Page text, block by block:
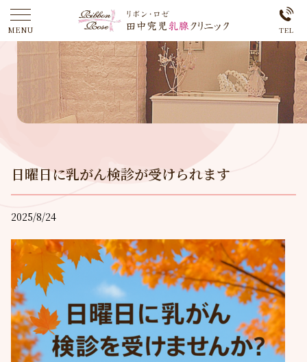
日曜日に乳がん検診が受けられます
2025/8/24